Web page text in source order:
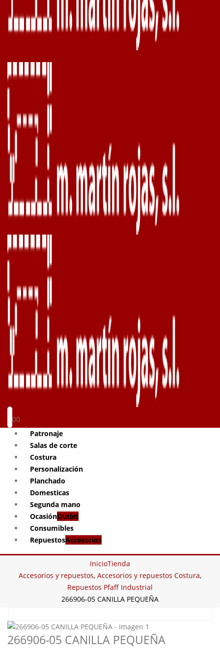
00
Patronaje
Salas de corte
Costura
Personalización
Planchado
Domesticas
Segunda mano
OcasiónOutlet
Consumibles
RepuestosAccesorios
InicioTienda
Accesorios y repuestos, Accesorios y repuestos Costura,
Repuestos Pfaff Industrial
266906-05 CANILLA PEQUEÑA
266906-05 CANILLA PEQUEÑA